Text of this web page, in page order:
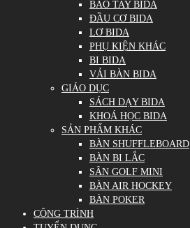
BAO TAY BIDA
ĐẦU CƠ BIDA
LƠ BIDA
PHỤ KIỆN KHÁC
BI BIDA
VẢI BÀN BIDA
GIÁO DỤC
SÁCH DẠY BIDA
KHOÁ HỌC BIDA
SẢN PHẨM KHÁC
BÀN SHUFFLEBOARD
BÀN BI LẮC
SÂN GOLF MINI
BÀN AIR HOCKEY
BÀN POKER
CÔNG TRÌNH